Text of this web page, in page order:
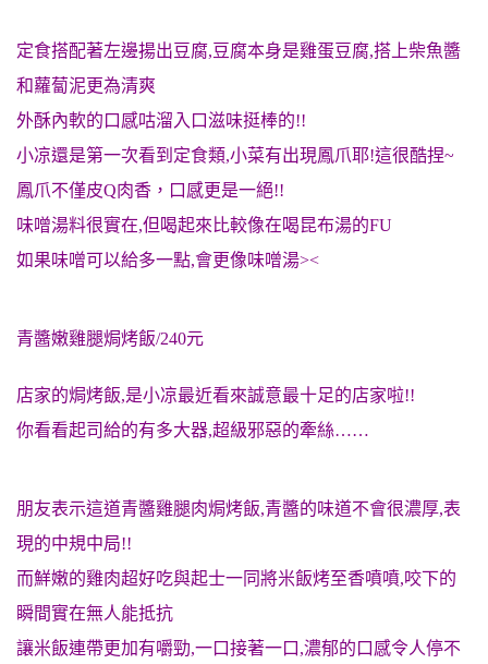
定食搭配著左邊揚出豆腐,豆腐本身是雞蛋豆腐,搭上柴魚醬
和蘿蔔泥更為清爽
外酥內軟的口感咕溜入口滋味挺棒的!!
小凉還是第一次看到定食類,小菜有出現鳳爪耶!這很酷捏~
鳳爪不僅皮Q肉香，口感更是一絕!!
味噌湯料很實在,但喝起來比較像在喝昆布湯的FU
如果味噌可以給多一點,會更像味噌湯><
青醬嫩雞腿焗烤飯/240元
店家的焗烤飯,是小凉最近看來誠意最十足的店家啦!!
你看看起司給的有多大器,超級邪惡的牽絲……
朋友表示這道青醬雞腿肉焗烤飯,青醬的味道不會很濃厚,表
現的中規中局!!
而鮮嫩的雞肉超好吃與起士一同將米飯烤至香噴噴,咬下的
瞬間實在無人能抵抗
讓米飯連帶更加有嚼勁,一口接著一口,濃郁的口感令人停不